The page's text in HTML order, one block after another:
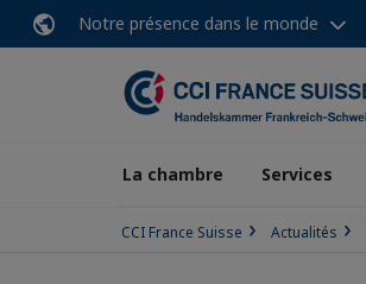
Notre présence dans le monde
La chambre Services
CCI France Suisse Actualités